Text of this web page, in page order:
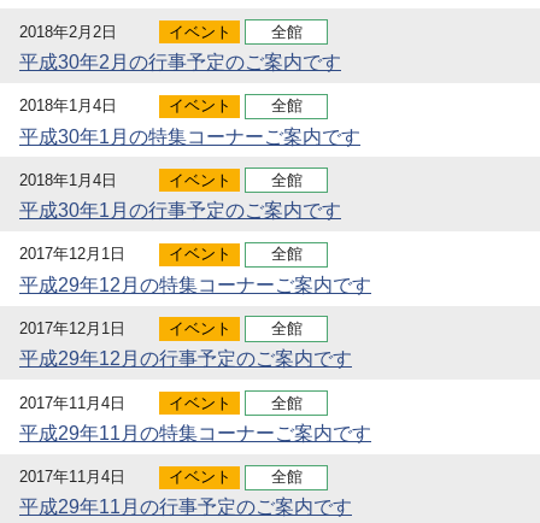
2018年2月2日 イベント 全館
平成30年2月の行事予定のご案内です
2018年1月4日 イベント 全館
平成30年1月の特集コーナーご案内です
2018年1月4日 イベント 全館
平成30年1月の行事予定のご案内です
2017年12月1日 イベント 全館
平成29年12月の特集コーナーご案内です
2017年12月1日 イベント 全館
平成29年12月の行事予定のご案内です
2017年11月4日 イベント 全館
平成29年11月の特集コーナーご案内です
2017年11月4日 イベント 全館
平成29年11月の行事予定のご案内です